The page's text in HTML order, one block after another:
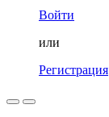
Войти
или
Регистрация